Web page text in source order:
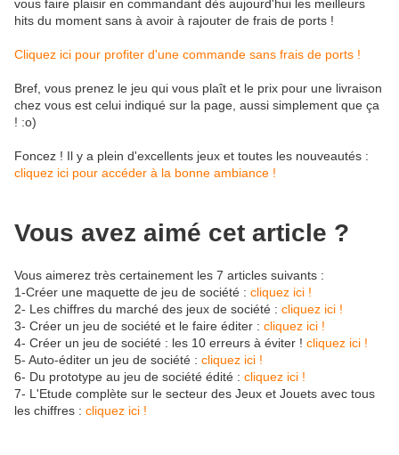
vous faire plaisir en commandant dès aujourd'hui les meilleurs
hits du moment sans à avoir à rajouter de frais de ports !
Cliquez ici pour profiter d'une commande sans frais de ports !
Bref, vous prenez le jeu qui vous plaît et le prix pour une livraison
chez vous est celui indiqué sur la page, aussi simplement que ça
! :o)
Foncez ! Il y a plein d'excellents jeux et toutes les nouveautés :
cliquez ici pour accéder à la bonne ambiance !
Vous avez aimé cet article ?
Vous aimerez très certainement les 7 articles suivants :
1-Créer une maquette de jeu de société : cliquez ici !
2- Les chiffres du marché des jeux de société : cliquez ici !
3- Créer un jeu de société et le faire éditer : cliquez ici !
4- Créer un jeu de société : les 10 erreurs à éviter ! cliquez ici !
5- Auto-éditer un jeu de société : cliquez ici !
6- Du prototype au jeu de société édité : cliquez ici !
7- L'Etude complète sur le secteur des Jeux et Jouets avec tous
les chiffres : cliquez ici !